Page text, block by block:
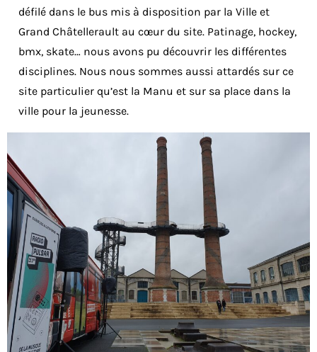
défilé dans le bus mis à disposition par la Ville et
Grand Châtellerault au cœur du site. Patinage, hockey,
bmx, skate… nous avons pu découvrir les différentes
disciplines. Nous nous sommes aussi attardés sur ce
site particulier qu’est la Manu et sur sa place dans la
ville pour la jeunesse.